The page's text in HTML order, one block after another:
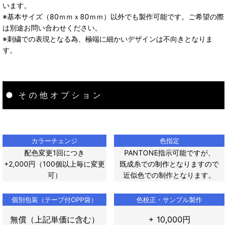
います。
※基本サイズ（80ｍｍｘ80ｍｍ）以外でも製作可能です。ご希望の際
は別途お問い合わせください。
※刺繍での表現となる為、極端に細かいデザインは不向きとなりま
す。
● そ の 他 オ プ シ ョ ン
カラーチェンジ 色指定
配色変更1回につき
+2,000円（100個以上毎に変更
可）
PANTONE指示可能ですが、
既成糸での制作となりますので
近似色での制作となります。
個別包装（テープ付OPP袋） 色校正・サンプル製作
無償（上記単価に含む） + 10,000円